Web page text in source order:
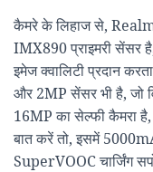
कैमरे के लिहाज से,
IMX890 प्राइमरी सेंसर
इमेज क्वालिटी प्रदान
और 2MP सेंसर भी है, जो
16MP का सेल्फी कैमरा
बात करें तो, इसमें
SuperVOOC चार्जिंग